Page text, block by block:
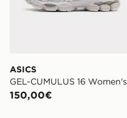
ASICS
GEL-CUMULUS 16 Women's
150,00€